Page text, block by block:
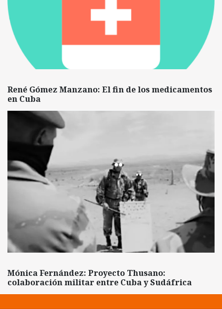
René Gómez Manzano: El fin de los medicamentos
en Cuba
Mónica Fernández: Proyecto Thusano:
colaboración militar entre Cuba y Sudáfrica